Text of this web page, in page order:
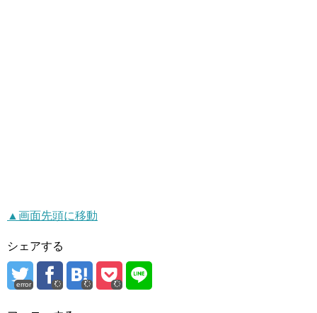
▲画面先頭に移動
シェアする
error